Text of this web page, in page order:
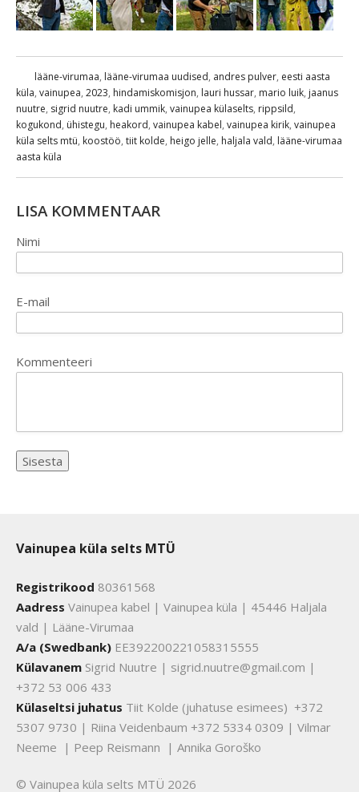
lääne-virumaa, lääne-virumaa uudised, andres pulver, eesti aasta
küla, vainupea, 2023, hindamiskomisjon, lauri hussar, mario luik, jaanus
nuutre, sigrid nuutre, kadi ummik, vainupea külaselts, rippsild,
kogukond, ühistegu, heakord, vainupea kabel, vainupea kirik, vainupea
küla selts mtü, koostöö, tiit kolde, heigo jelle, haljala vald, lääne-virumaa
aasta küla
LISA KOMMENTAAR
Nimi
E-mail
Kommenteeri
Vainupea küla selts MTÜ
Registrikood 80361568
Aadress Vainupea kabel | Vainupea küla | 45446 Haljala
vald | Lääne-Virumaa
A/a (Swedbank) EE392200221058315555
Külavanem Sigrid Nuutre | sigrid.nuutre@gmail.com |
+372 53 006 433
Külaseltsi juhatus Tiit Kolde (juhatuse esimees) +372
5307 9730 | Riina Veidenbaum +372 5334 0309 | Vilmar
Neeme | Peep Reismann | Annika Goroško
© Vainupea küla selts MTÜ 2026